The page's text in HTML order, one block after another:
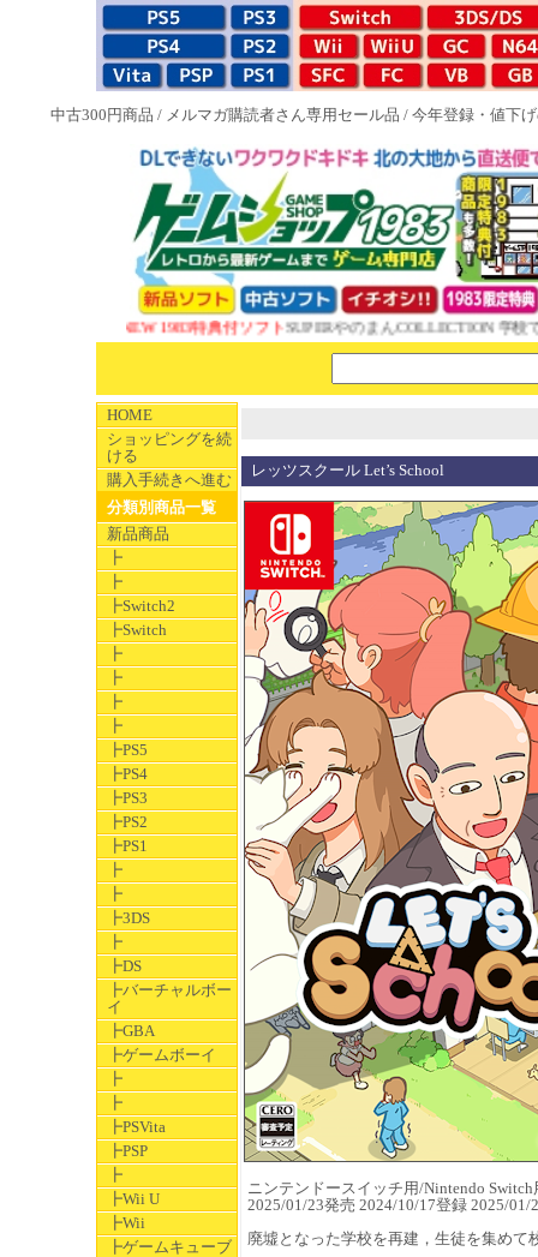
中古300円商品 / メルマガ購読者さん専用セール品 / 今年登録・値下
NEW 1983特典付ソフトSUPERやのまんCOLLECTION 学校であ
HOME
ショッピングを続
ける
購入手続きへ進む
分類別商品一覧
新品商品
┣
┣
┣Switch2
┣Switch
┣
┣
┣
┣
┣PS5
┣PS4
┣PS3
┣PS2
┣PS1
┣
┣
┣3DS
┣
┣DS
┣バーチャルボー
イ
┣GBA
┣ゲームボーイ
┣
┣
┣PSVita
┣PSP
┣
┣Wii U
┣Wii
┣ゲームキューブ
レッツスクール Let’s School
ニンテンドースイッチ用/Nintendo
2025/01/23発売 2024/10/17登録 2025/01/
廃墟となった学校を再建，生徒を集め